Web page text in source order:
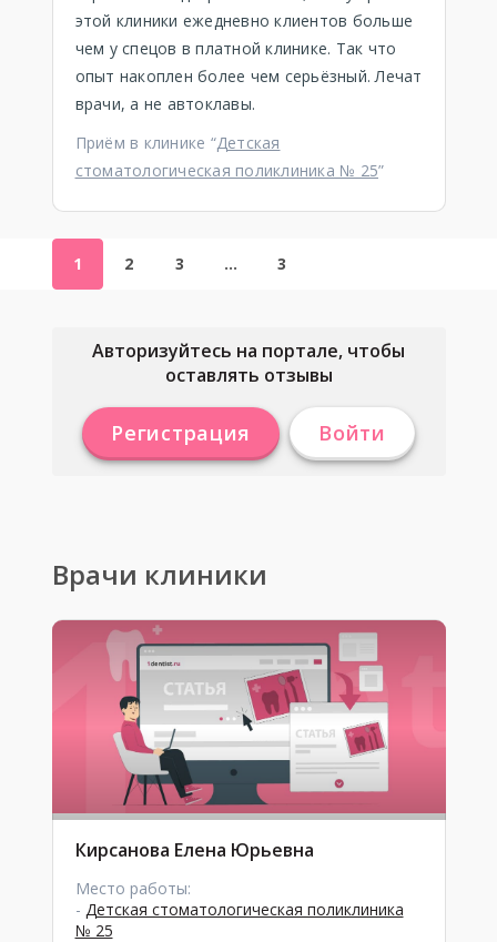
этой клиники ежедневно клиентов больше
чем у спецов в платной клинике. Так что
опыт накоплен более чем серьёзный. Лечат
врачи, а не автоклавы.
Приём в клинике “Детская
стоматологическая поликлиника № 25”
1 2 3 … 3
Авторизуйтесь на портале, чтобы
оставлять отзывы
Регистрация Войти
Врачи клиники
Кирсанова Елена Юрьевна
Место работы:
- Детская стоматологическая поликлиника
№ 25